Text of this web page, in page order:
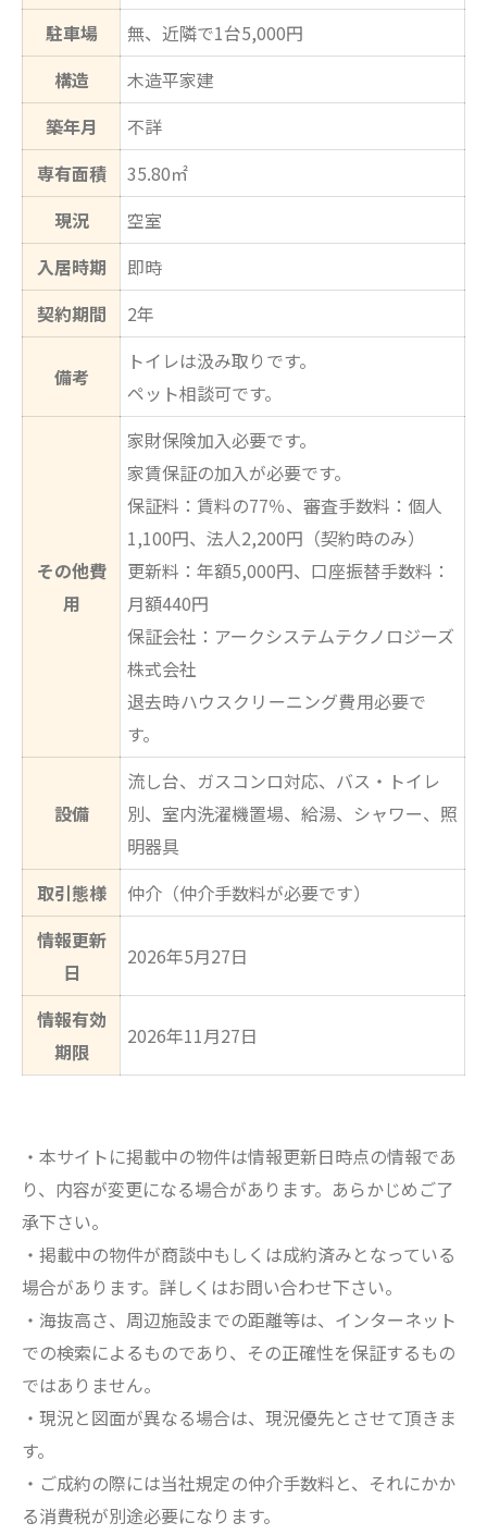
駐車場
無、近隣で1台5,000円
構造
木造平家建
築年月
不詳
専有面積
35.80㎡
現況
空室
入居時期
即時
契約期間
2年
備考
トイレは汲み取りです。
ペット相談可です。
その他費
用
家財保険加入必要です。
家賃保証の加入が必要です。
保証料：賃料の77％、審査手数料：個人
1,100円、法人2,200円（契約時のみ）
更新料：年額5,000円、口座振替手数料：
月額440円
保証会社：アークシステムテクノロジーズ
株式会社
退去時ハウスクリーニング費用必要で
す。
設備
流し台、ガスコンロ対応、バス・トイレ
別、室内洗濯機置場、給湯、シャワー、照
明器具
取引態様
仲介（仲介手数料が必要です）
情報更新
日
2026年5月27日
情報有効
期限
2026年11月27日
・本サイトに掲載中の物件は情報更新日時点の情報であ
り、内容が変更になる場合があります。あらかじめご了
承下さい。
・掲載中の物件が商談中もしくは成約済みとなっている
場合があります。詳しくはお問い合わせ下さい。
・海抜高さ、周辺施設までの距離等は、インターネット
での検索によるものであり、その正確性を保証するもの
ではありません。
・現況と図面が異なる場合は、現況優先とさせて頂きま
す。
・ご成約の際には当社規定の仲介手数料と、それにかか
る消費税が別途必要になります。